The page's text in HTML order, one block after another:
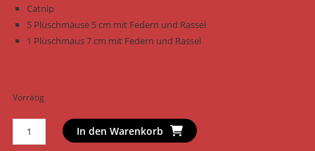
Catnip
5 Plüschmäuse 5 cm mit Federn und Rassel
1 Plüschmaus 7 cm mit Federn und Rassel
Vorrätig
Nobby
Katzenspielzeug
In den Warenkorb